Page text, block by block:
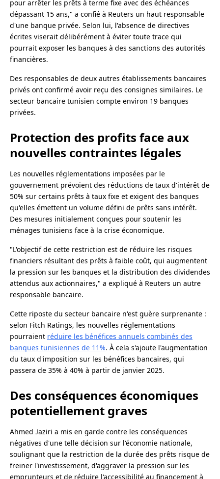
pour arrêter les prêts à terme fixe avec des échéances
dépassant 15 ans," a confié à Reuters un haut responsable
d'une banque privée. Selon lui, l'absence de directives
écrites viserait délibérément à éviter toute trace qui
pourrait exposer les banques à des sanctions des autorités
financières.
Des responsables de deux autres établissements bancaires
privés ont confirmé avoir reçu des consignes similaires. Le
secteur bancaire tunisien compte environ 19 banques
privées.
Protection des profits face aux
nouvelles contraintes légales
Les nouvelles réglementations imposées par le
gouvernement prévoient des réductions de taux d'intérêt de
50% sur certains prêts à taux fixe et exigent des banques
qu'elles émettent un volume défini de prêts sans intérêt.
Des mesures initialement conçues pour soutenir les
ménages tunisiens face à la crise économique.
"L'objectif de cette restriction est de réduire les risques
financiers résultant des prêts à faible coût, qui augmentent
la pression sur les banques et la distribution des dividendes
attendus aux actionnaires," a expliqué à Reuters un autre
responsable bancaire.
Cette riposte du secteur bancaire n'est guère surprenante :
selon Fitch Ratings, les nouvelles réglementations
pourraient réduire les bénéfices annuels combinés des
banques tunisiennes de 11%. À cela s'ajoute l'augmentation
du taux d'imposition sur les bénéfices bancaires, qui
passera de 35% à 40% à partir de janvier 2025.
Des conséquences économiques
potentiellement graves
Ahmed Jaziri a mis en garde contre les conséquences
négatives d'une telle décision sur l'économie nationale,
soulignant que la restriction de la durée des prêts risque de
freiner l'investissement, d'aggraver la pression sur les
emprunteurs et de réduire l'accessibilité au financement à